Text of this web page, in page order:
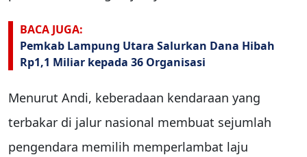
BACA JUGA:
Pemkab Lampung Utara Salurkan Dana Hibah
Rp1,1 Miliar kepada 36 Organisasi
Menurut Andi, keberadaan kendaraan yang
terbakar di jalur nasional membuat sejumlah
pengendara memilih memperlambat laju